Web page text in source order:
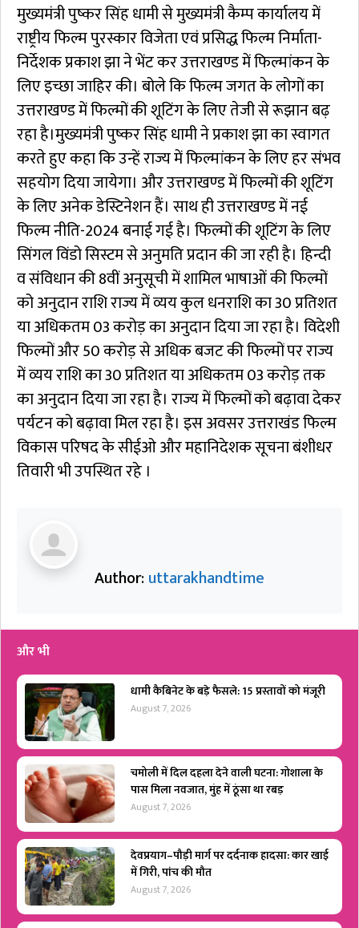
मुख्यमंत्री पुष्कर सिंह धामी से मुख्यमंत्री कैम्प कार्यालय में
राष्ट्रीय फिल्म पुरस्कार विजेता एवं प्रसिद्ध फिल्म निर्माता-
निर्देशक प्रकाश झा ने भेंट कर उत्तराखण्ड में फिल्मांकन के
लिए इच्छा जाहिर की। बोले कि फिल्म जगत के लोगों का
उत्तराखण्ड में फिल्मों की शूटिंग के लिए तेजी से रूझान बढ़
रहा है।मुख्यमंत्री पुष्कर सिंह धामी ने प्रकाश झा का स्वागत
करते हुए कहा कि उन्हें राज्य में फिल्मांकन के लिए हर संभव
सहयोग दिया जायेगा। और उत्तराखण्ड में फिल्मों की शूटिंग
के लिए अनेक डेस्टिनेशन हैं। साथ ही उत्तराखण्ड में नई
फिल्म नीति-2024 बनाई गई है। फिल्मों की शूटिंग के लिए
सिंगल विंडो सिस्टम से अनुमति प्रदान की जा रही है। हिन्दी
व संविधान की 8वीं अनुसूची में शामिल भाषाओं की फिल्मों
को अनुदान राशि राज्य में व्यय कुल धनराशि का 30 प्रतिशत
या अधिकतम 03 करोड़ का अनुदान दिया जा रहा है। विदेशी
फिल्मों और 50 करोड़ से अधिक बजट की फिल्मों पर राज्य
में व्यय राशि का 30 प्रतिशत या अधिकतम 03 करोड़ तक
का अनुदान दिया जा रहा है। राज्य में फिल्मों को बढ़ावा देकर
पर्यटन को बढ़ावा मिल रहा है। इस अवसर उत्तराखंड फिल्म
विकास परिषद के सीईओ और महानिदेशक सूचना बंशीधर
तिवारी भी उपस्थित रहे ।
Author:uttarakhandtime
और भी
धामी कैबिनेट के बड़े फैसले: 15 प्रस्तावों को मंजूरी
August 7, 2026
चमोली में दिल दहला देने वाली घटना: गोशाला के
पास मिला नवजात, मुंह में ठूंसा था रबड़
August 7, 2026
देवप्रयाग–पौड़ी मार्ग पर दर्दनाक हादसा: कार खाई
में गिरी, पांच की मौत
August 7, 2026